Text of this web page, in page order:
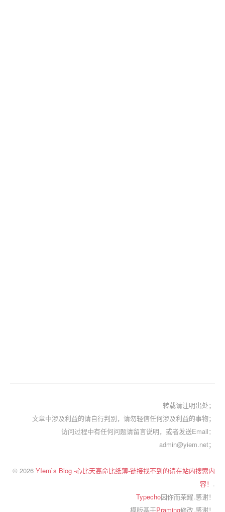
转载请注明出处；
文章中涉及利益的请自行判别，请勿轻信任何涉及利益的事物；
访问过程中有任何问题请留言说明，或者发送Email：
admin@yiem.net；
© 2026 YIem`s Blog -心比天高命比纸薄-链接找不到的请在站内搜索内
容！ .
Typecho因你而荣耀.感谢！
模版基于Praming修改.感谢！